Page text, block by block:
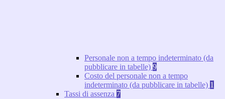
Personale non a tempo indeterminato (da
pubblicare in tabelle) 9
Costo del personale non a tempo
indeterminato (da pubblicare in tabelle) 1
Tassi di assenza 7